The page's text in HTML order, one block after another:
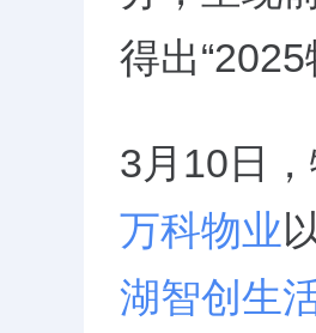
得出
3月10日
万科物业
湖智创生